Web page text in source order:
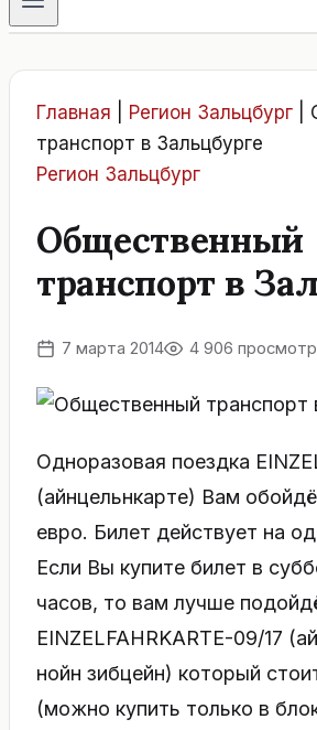
Главная Регион Зальцбург
транспорт в Зальцбурге
Регион Зальцбург
Общественный
транспорт в
7 марта 2014 4 906
Одноразовая поездка
(айнцельнкарте) Вам
евро. Билет действует на
Если Вы купите билет в
часов, то вам лучше
EINZELFAHRKARTE-09/17
нойн зибцейн) который
(можно купить только в